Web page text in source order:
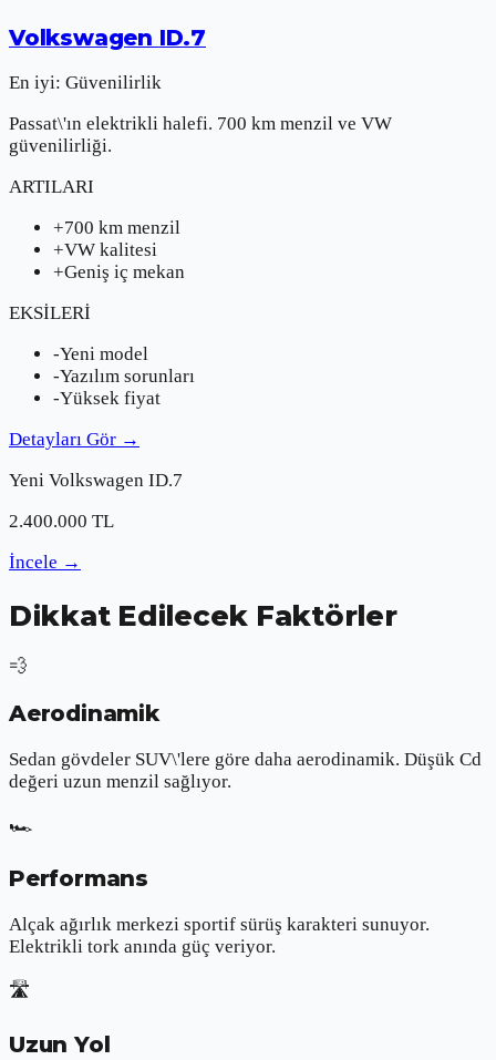
Volkswagen ID.7
En iyi: Güvenilirlik
Passat\'ın elektrikli halefi. 700 km menzil ve VW
güvenilirliği.
ARTILARI
+700 km menzil
+VW kalitesi
+Geniş iç mekan
EKSİLERİ
-Yeni model
-Yazılım sorunları
-Yüksek fiyat
Detayları Gör →
Yeni Volkswagen ID.7
2.400.000 TL
İncele →
Dikkat Edilecek Faktörler
💨
Aerodinamik
Sedan gövdeler SUV\'lere göre daha aerodinamik. Düşük Cd
değeri uzun menzil sağlıyor.
🏎️
Performans
Alçak ağırlık merkezi sportif sürüş karakteri sunuyor.
Elektrikli tork anında güç veriyor.
🛣️
Uzun Yol